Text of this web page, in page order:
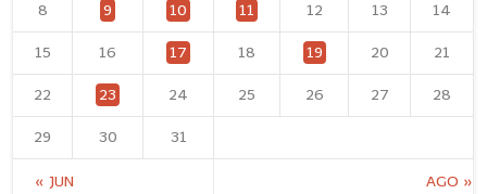
« JUN AGO »
8 9 10 11 12 13 14
15 16 17 18 19 20 21
22 23 24 25 26 27 28
29 30 31